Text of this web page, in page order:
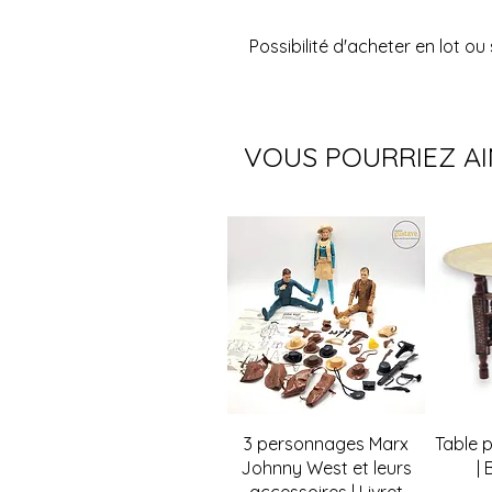
Possibilité d'acheter en lot ou
VOUS POURRIEZ
Aperçu rapide
3 personnages Marx
Johnny West et leurs
Table